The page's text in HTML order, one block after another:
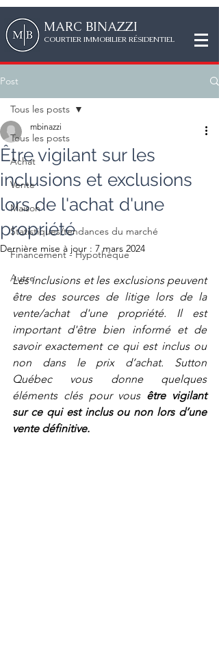
MARC BINAZZI
COURTIER IMMOBILIER RÉSIDENTIEL
Post
Tous les posts
Achat
Vente
Maison
Statistiques/tendances du marché
Financement - Hypothèque
Autre
Tous les posts
Être vigilant sur les
inclusions et exclusions
lors de l'achat d'une
propriété
mbinazzi
Dernière mise à jour : 7 mars 2024
Les inclusions et les exclusions peuvent
être des sources de litige lors de la
vente/achat d'une propriété. Il est
important d'être bien informé et de
savoir exactement ce qui est inclus ou
non dans le prix d’achat. Sutton
Québec vous donne quelques
éléments clés pour vous être vigilant
sur ce qui est inclus ou non lors d’une
vente définitive.